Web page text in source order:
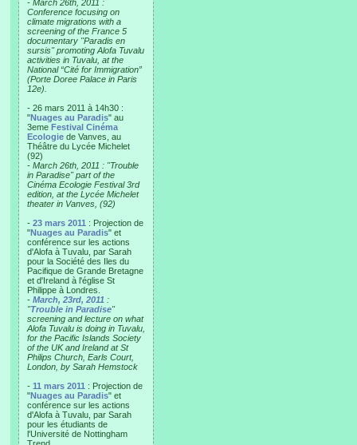
- March 26th, 2011 :
Conference focusing on
climate migrations with a
screening of the France 5
documentary "Paradis en
sursis" promoting Alofa Tuvalu
activities in Tuvalu, at the
National “Cité for Immigration”
(Porte Doree Palace in Paris
12e).
- 26 mars 2011 à 14h30 :
"Nuages au Paradis" au
3eme Festival Cinéma
Ecologie de Vanves, au
Théâtre du Lycée Michelet
(92)
- March 26th, 2011 : "Trouble
in Paradise" part of the
Cinéma Ecologie Festival 3rd
edition, at the Lycée Michelet
theater in Vanves, (92)
- 23 mars 2011 : Projection de
"Nuages au Paradis" et
conférence sur les actions
d'Alofa à Tuvalu, par Sarah
pour la Société des Iles du
Pacifique de Grande Bretagne
et d'Ireland à l'église St
Philippe à Londres.
- March, 23rd, 2011 :
"Trouble in Paradise"
screening and lecture on what
Alofa Tuvalu is doing in Tuvalu,
for the Pacific Islands Society
of the UK and Ireland at St
Philips Church, Earls Court,
London, by Sarah Hemstock
- 11 mars 2011 : Projection de
"Nuages au Paradis" et
conférence sur les actions
d'Alofa à Tuvalu, par Sarah
pour les étudiants de
l'Université de Nottingham